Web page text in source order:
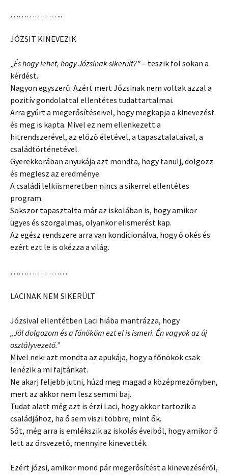
………………..
JÓZSIT KINEVEZIK
„És hogy lehet, hogy Józsinak sikerült?”– teszik föl sokan a
kérdést.
Nagyon egyszerű. Azért mert Józsinak nem voltak azzal a
pozitív gondolattal ellentétes tudattartalmai.
Arra gyúrt a megerősítéseivel, hogy megkapja a kinevezést
és meg is kapta. Mivel ez nem ellenkezett a
hitrendszerével, az előző életével, a tapasztalataival, a
családtörténetével.
Gyerekkorában anyukája azt mondta, hogy tanulj, dolgozz
és meglesz az eredménye.
A családi lelkiismeretben nincs a sikerrel ellentétes
program.
Sokszor tapasztalta már az iskolában is, hogy amikor
ügyes és szorgalmas, olyankor elismerést kap.
Az egész rendszere arra van kondícionálva, hogy ő okés és
ezért ezt le is okézza a világ.
………………….
LACINAK NEM SIKERÜLT
Józsival ellentétben Laci hiába mantrázza, hogy
„Jól dolgozom és a főnököm ezt el is ismeri. Én vagyok az új
osztályvezető.”
Mivel neki azt mondta az apukája, hogy a főnökök csak
lenézik a mi fajtánkat.
Ne akarj feljebb jutni, húzd meg magad a középmezőnyben,
mert az akkor nem lesz semmi baj.
Tudat alatt még azt is érzi Laci, hogy akkor tartozik a
családjához, ha ő sem viszi többre, mint ők.
Sőt, még arra is emlékszik az iskolás éveiből, hogy amikor ő
lett az őrsvezető, mennyire kinevették.
Ezért józsi, amikor mond pár megerősítést a kinevezéséről,